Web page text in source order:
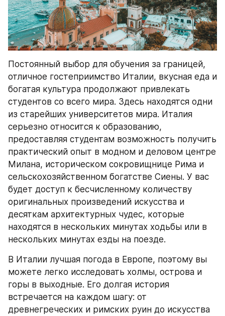
Постоянный выбор для обучения за границей,
отличное гостеприимство Италии, вкусная еда и
богатая культура продолжают привлекать
студентов со всего мира. Здесь находятся одни
из старейших университетов мира. Италия
серьезно относится к образованию,
предоставляя студентам возможность получить
практический опыт в модном и деловом центре
Милана, историческом сокровищнице Рима и
сельскохозяйственном богатстве Сиены. У вас
будет доступ к бесчисленному количеству
оригинальных произведений искусства и
десяткам архитектурных чудес, которые
находятся в нескольких минутах ходьбы или в
нескольких минутах езды на поезде.
В Италии лучшая погода в Европе, поэтому вы
можете легко исследовать холмы, острова и
горы в выходные. Его долгая история
встречается на каждом шагу: от
древнегреческих и римских руин до искусства